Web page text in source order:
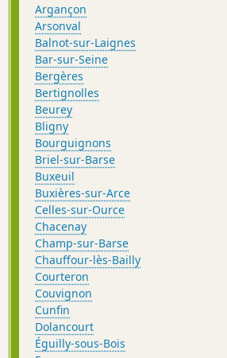
Argançon
Arsonval
Balnot-sur-Laignes
Bar-sur-Seine
Bergères
Bertignolles
Beurey
Bligny
Bourguignons
Briel-sur-Barse
Buxeuil
Buxières-sur-Arce
Celles-sur-Ource
Chacenay
Champ-sur-Barse
Chauffour-lès-Bailly
Courteron
Couvignon
Cunfin
Dolancourt
Éguilly-sous-Bois